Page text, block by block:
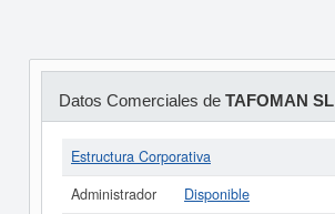
Datos Comerciales de TAFOMAN SL
Estructura Corporativa
Administrador
Disponible